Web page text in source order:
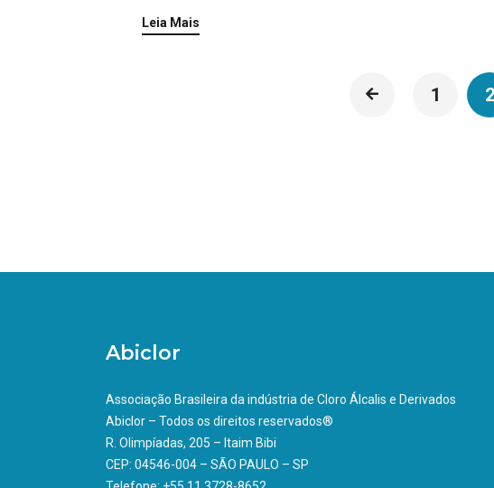
Leia Mais
1 2
Abiclor
Associação Brasileira da indústria de Cloro Álcalis e Derivados
Abiclor – Todos os direitos reservados®
R. Olimpíadas, 205 – Itaim Bibi
CEP: 04546-004 – SÃO PAULO – SP